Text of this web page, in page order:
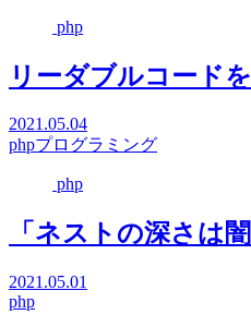
php
リーダブルコード
2021.05.04
phpプログラミング
php
「ネストの深さは
2021.05.01
php